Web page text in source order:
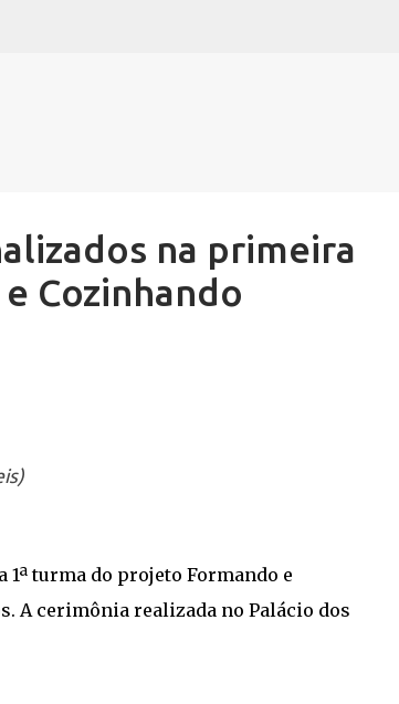
na primeira
Cozinhando
turma do projeto Formando e
A cerimônia realizada no Palácio dos